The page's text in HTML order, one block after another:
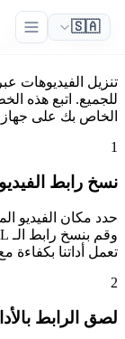
🇸🇦
كيفية عمل
للجميع. اتبع هذه
الخاص بك على
1
نسخ رابط
حدد مكان الفيديو
تعمل أداتنا بكفاءة
2
لصق الرابط